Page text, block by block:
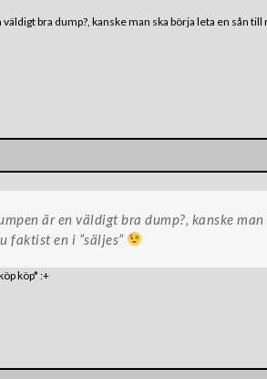
bra dump?, kanske man ska börja leta en sån till
är en väldigt bra dump?, kanske
faktist en i ”säljes”
köp* :+